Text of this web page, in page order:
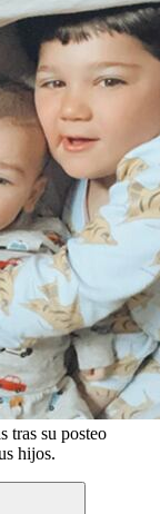
tras su posteo
hijos.